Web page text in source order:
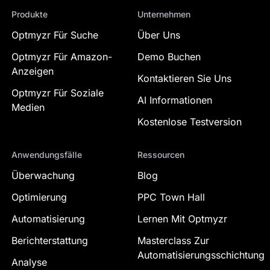
enttäuscht sein!
bin nach wie vor extrem zufrieden mit allem,
hin zu wertvollen Einblicken, es ist eine wirklich
einzigartige Plattform, die genau das liefert, was
Das Optmyzr-Team teilt ständig hochwertige Inhalte
über seine Blogs und Webinare, die immer
ebenso beeindruckend: freundlich, schnell und
SEA Specialist, Blok SEA
Jahren
und ich glaube, wir waren das erste
brasilianische Unternehmen, das sich
Produkte
Optmyzr Für Suche
Optmyzr Für Amazon-
Anzeigen
Optmyzr Für Soziale
Medien
Unternehmen
Über Uns
Demo Buchen
Kontaktieren Sie Uns
AI Informationen
Kostenlose Testversion
Anwendungsfälle
Überwachung
Optimierung
Automatisierung
Berichterstattung
Analyse
Ressourcen
Blog
PPC Town Hall
Lernen Mit Optmyzr
Masterclass Zur
Automatisierungsschichtung